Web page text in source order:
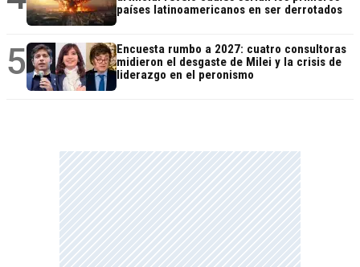
países latinoamericanos en ser derrotados
5
Encuesta rumbo a 2027: cuatro consultoras
midieron el desgaste de Milei y la crisis de
liderazgo en el peronismo